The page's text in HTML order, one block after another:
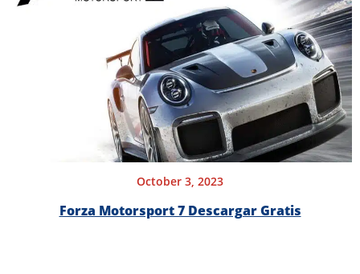
October 3, 2023
Forza Motorsport 7 Descargar Gratis